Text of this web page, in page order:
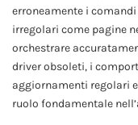
erroneamente i
irregolari come pagine
orchestrare
driver obsoleti, i
aggiornamenti regolari
ruolo fondamentale